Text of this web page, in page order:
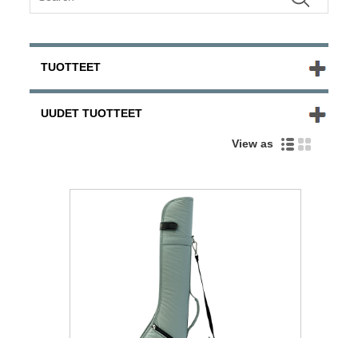
TUOTTEET
UUDET TUOTTEET
View as